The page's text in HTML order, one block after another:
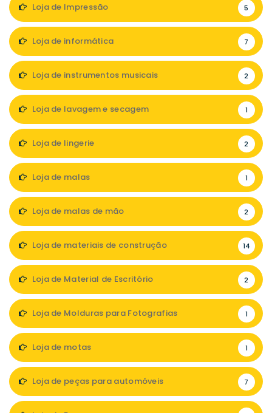
Loja de Impressão 5
Loja de informática 7
Loja de instrumentos musicais 2
Loja de lavagem e secagem 1
Loja de lingerie 2
Loja de malas 1
Loja de malas de mão 2
Loja de materiais de construção 14
Loja de Material de Escritório 2
Loja de Molduras para Fotografias 1
Loja de motas 1
Loja de peças para automóveis 7